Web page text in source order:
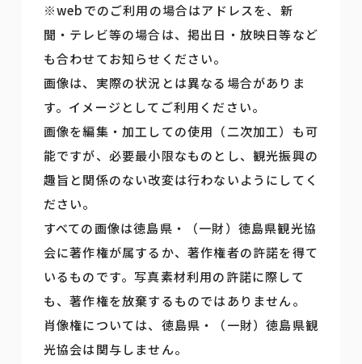
※webでのご利用の場合はアドレスを、新
聞・テレビ等の場合は、掲出日・放映日等など
も合わせてお知らせください。
画像は、実際の状況とは異なる場合がありま
す。イメージとしてご利用ください。
画像を編集・加工しての使用（二次加工）も可
能ですが、必要最小限なものとし、観光振興の
趣旨と関係のない改変は行わないようにしてく
ださい。
すべての画像は徳島県・（一財）徳島県観光協
会に著作権が属するか、著作権者の許諾を得て
いるものです。写真素材利用の許諾に際して
も、著作権を放棄するものではありません。
肖像権については、徳島県・（一財）徳島県観
光協会は関与しません。